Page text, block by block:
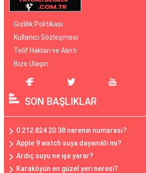
Gizlilik Politikası
Kullanıcı Sözleşmesi
Telif Hakları ve Alıntı
Bize Ulaşın
SON BAŞLIKLAR
0 212 824 20 38 nerenin numarası?
Apple 9 watch suya dayanıklı mı?
Ardıç suyu ne işe yarar?
Karaköyün en güzel yeri neresi?